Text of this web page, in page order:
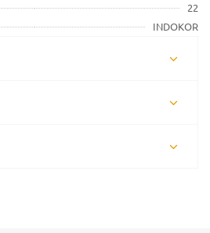
22
INDOKOR